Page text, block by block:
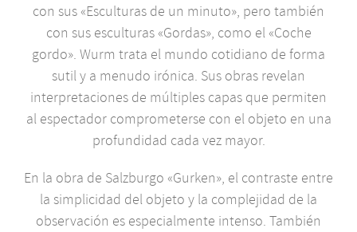
con sus «Esculturas de un minuto», pero también
con sus esculturas «Gordas», como el «Coche
gordo». Wurm trata el mundo cotidiano de forma
sutil y a menudo irónica. Sus obras revelan
interpretaciones de múltiples capas que permiten
al espectador comprometerse con el objeto en una
profundidad cada vez mayor.
En la obra de Salzburgo «Gurken», el contraste entre
la simplicidad del objeto y la complejidad de la
observación es especialmente intenso. También